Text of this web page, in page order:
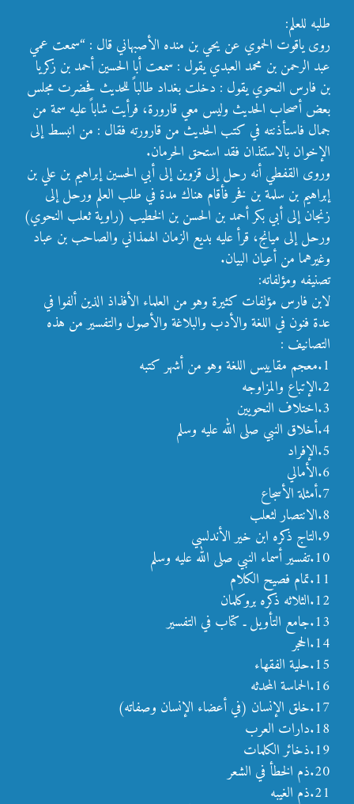
طلبه للعلم:
روى ياقوت الحموي عن يحي بن منده الأصبهاني قال : “سمعت عمي
عبد الرحمن بن محمد العبدي يقول : سمعت أبا الحسين أحمد بن زكريا
بن فارس النحوي يقول : دخلت بغداد طالباً للحديث فحضرت مجلس
بعض أصحاب الحديث وليس معي قارورة، فرأيت شاباً عليه سمة من
جمال فاستأذنته في كتب الحديث من قارورته فقال : من انبسط إلى
الإخوان بالاستئذان فقد استحق الحرمان.
وروى القفطي أنه رحل إلى قزوين إلى أبي الحسين إبراهيم بن علي بن
إبراهيم بن سلمة بن فخر فأقام هناك مدة في طلب العلم ورحل إلى
زنجان إلى أبي بكر أحمد بن الحسن بن الخطيب (راوية ثعلب النحوي)
ورحل إلى ميانج، قرأ عليه بديع الزمان الهمذاني والصاحب بن عباد
وغيرهما من أعيان البيان.
تصنيفه ومؤلفاته:
لابن فارس مؤلفات كثيرة وهو من العلماء الأفذاذ الذين ألفوا في
عدة فنون في اللغة والأدب والبلاغة والأصول والتفسير من هذه
التصانيف :
1.معجم مقاييس اللغة وهو من أشهر كتبه
2.الإتباع والمزاوجه
3.اختلاف النحويين
4.أخلاق النبي صلى الله عليه وسلم
5.الإفراد
6.الأمالي
7.أمثلة الأسجاع
8.الانتصار لثعلب
9.التاج ذكره ابن خير الأندلسي
10.تفسير أسماء النبي صلى الله عليه وسلم
11.تمام فصيح الكلام
12.الثلاثه ذكره بروكلمان
13.جامع التأويل ـ كتاب في التفسير
14.الحجر
15.حلية الفقهاء
16.الحماسة المحدثه
17.خلق الإنسان (في أعضاء الإنسان وصفاته)
18.دارات العرب
19.ذخائر الكلمات
20.ذم الخطأ في الشعر
21.ذم الغيبه